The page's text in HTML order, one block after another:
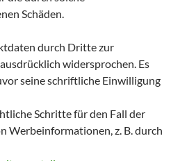
Schäden.
durch Dritte zur
widersprochen. Es
seine schriftliche Einwilligung
Schritte für den Fall der
Werbeinformationen, z. B. durch